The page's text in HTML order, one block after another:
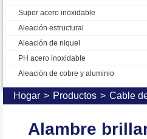
Super acero inoxidable
Aleación estructural
Aleación de niquel
PH acero inoxidable
Aleación de cobre y aluminio
Hogar > Productos > Cable
Alambre